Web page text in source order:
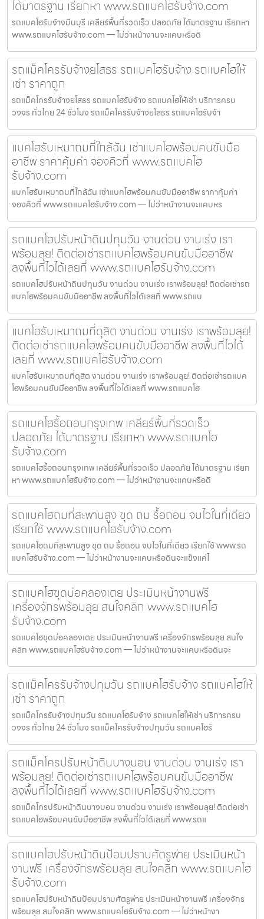
ได้มาตรฐาน เรียกหา www.รถแบคโฮรับจ้าง.com
รถแบคโฮรับจ้างมีนบุรี เคลียร์พื้นที่รวดเร็ว ปลอดภัย ได้มาตรฐาน เรียกหา
www.รถแบคโฮรับจ้าง.com — ไม่ว่าหน้างานจะแคบหรือดิ
รถแม็คโครรับจ้างยโสธร รถแบคโฮรับจ้าง รถแบคโฮให้
เช่า ราคาถูก
รถแม็คโครรับจ้างยโสธร รถแบคโฮรับจ้าง รถแบคโฮให้เช่า บริการครบ
วงจร ทั่วไทย 24 ชั่วโมง รถแม็คโครรับจ้างยโสธร รถแบคโฮรับจ้า
แบคโฮรับเหมาถมที่ใกล้ฉัน เช่าแบคโฮพร้อมคนขับมือ
อาชีพ ราคาคุ้มค่า จองคิวที่ www.รถแบคโฮ
รับจ้าง.com
แบคโฮรับเหมาถมที่ใกล้ฉัน เช่าแบคโฮพร้อมคนขับมืออาชีพ ราคาคุ้มค่า
จองคิวที่ www.รถแบคโฮรับจ้าง.com — ไม่ว่าหน้างานจะแคบหร
รถแบคโฮปรับหน้าดินปทุมวัน งานด่วน งานเร่ง เรา
พร้อมลุย! ติดต่อเช่ารถแบคโฮพร้อมคนขับมืออาชีพ
ลงพื้นที่ไวได้เลยที่ www.รถแบคโฮรับจ้าง.com
รถแบคโฮปรับหน้าดินปทุมวัน งานด่วน งานเร่ง เราพร้อมลุย! ติดต่อเช่ารถ
แบคโฮพร้อมคนขับมืออาชีพ ลงพื้นที่ไวได้เลยที่ www.รถแบ
แบคโฮรับเหมาถมที่ดุสิต งานด่วน งานเร่ง เราพร้อมลุย!
ติดต่อเช่ารถแบคโฮพร้อมคนขับมืออาชีพ ลงพื้นที่ไวได้
เลยที่ www.รถแบคโฮรับจ้าง.com
แบคโฮรับเหมาถมที่ดุสิต งานด่วน งานเร่ง เราพร้อมลุย! ติดต่อเช่ารถแบค
โฮพร้อมคนขับมืออาชีพ ลงพื้นที่ไวได้เลยที่ www.รถแบคโฮ
รถแบคโฮรื้อถอนกรุงเทพ เคลียร์พื้นที่รวดเร็ว
ปลอดภัย ได้มาตรฐาน เรียกหา www.รถแบคโฮ
รับจ้าง.com
รถแบคโฮรื้อถอนกรุงเทพ เคลียร์พื้นที่รวดเร็ว ปลอดภัย ได้มาตรฐาน เรียก
หา www.รถแบคโฮรับจ้าง.com — ไม่ว่าหน้างานจะแคบหรือดิ
รถแบคโฮถมที่สะพานสูง ขุด ถม รื้อถอน จบไวในที่เดียว
เรียกใช้ www.รถแบคโฮรับจ้าง.com
รถแบคโฮถมที่สะพานสูง ขุด ถม รื้อถอน จบไวในที่เดียว เรียกใช้ www.รถ
แบคโฮรับจ้าง.com — ไม่ว่าหน้างานจะแคบหรือดินจะแข็งแค่ไ
รถแบคโฮขุดบ่อคลองเตย ประเมินหน้างานฟรี
เครื่องจักรพร้อมลุย สนใจคลิก www.รถแบคโฮ
รับจ้าง.com
รถแบคโฮขุดบ่อคลองเตย ประเมินหน้างานฟรี เครื่องจักรพร้อมลุย สนใจ
คลิก www.รถแบคโฮรับจ้าง.com — ไม่ว่าหน้างานจะแคบหรือดินจะ
รถแม็คโครรับจ้างปทุมวัน รถแบคโฮรับจ้าง รถแบคโฮให้
เช่า ราคาถูก
รถแม็คโครรับจ้างปทุมวัน รถแบคโฮรับจ้าง รถแบคโฮให้เช่า บริการครบ
วงจร ทั่วไทย 24 ชั่วโมง รถแม็คโครรับจ้างปทุมวัน รถแบคโฮรั
รถแม็คโครปรับหน้าดินบางบอน งานด่วน งานเร่ง เรา
พร้อมลุย! ติดต่อเช่ารถแบคโฮพร้อมคนขับมืออาชีพ
ลงพื้นที่ไวได้เลยที่ www.รถแบคโฮรับจ้าง.com
รถแม็คโครปรับหน้าดินบางบอน งานด่วน งานเร่ง เราพร้อมลุย! ติดต่อเช่า
รถแบคโฮพร้อมคนขับมืออาชีพ ลงพื้นที่ไวได้เลยที่ www.รถแ
รถแบคโฮปรับหน้าดินป้อมปราบศัตรูพ่าย ประเมินหน้า
งานฟรี เครื่องจักรพร้อมลุย สนใจคลิก www.รถแบคโฮ
รับจ้าง.com
รถแบคโฮปรับหน้าดินป้อมปราบศัตรูพ่าย ประเมินหน้างานฟรี เครื่องจักร
พร้อมลุย สนใจคลิก www.รถแบคโฮรับจ้าง.com — ไม่ว่าหน้างา